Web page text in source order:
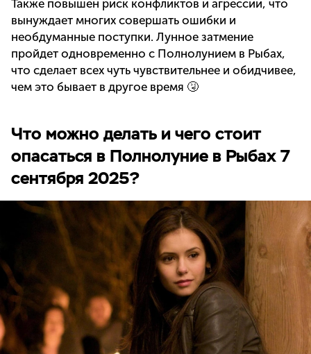
Также повышен риск конфликтов и агрессии, что
вынуждает многих совершать ошибки и
необдуманные поступки. Лунное затмение
пройдет одновременно с Полнолунием в Рыбах,
что сделает всех чуть чувствительнее и обидчивее,
чем это бывает в другое время 🤧
Что можно делать и чего стоит
опасаться в Полнолуние в Рыбах 7
сентября 2025?